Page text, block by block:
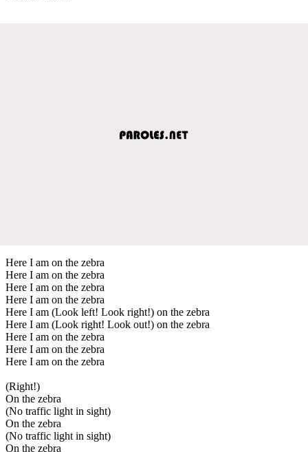
Here I am on the zebra
Here I am on the zebra
Here I am on the zebra
Here I am on the zebra
Here I am (Look left! Look right!) on the zebra
Here I am (Look right! Look out!) on the zebra
Here I am on the zebra
Here I am on the zebra
Here I am on the zebra
(Right!)
On the zebra
(No traffic light in sight)
On the zebra
(No traffic light in sight)
On the zebra